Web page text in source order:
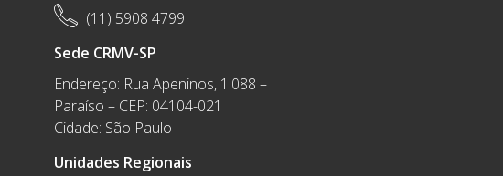
(11) 5908 4799
Sede CRMV-SP
Endereço: Rua Apeninos, 1.088 –
Paraíso – CEP: 04104-021
Cidade: São Paulo
Unidades Regionais